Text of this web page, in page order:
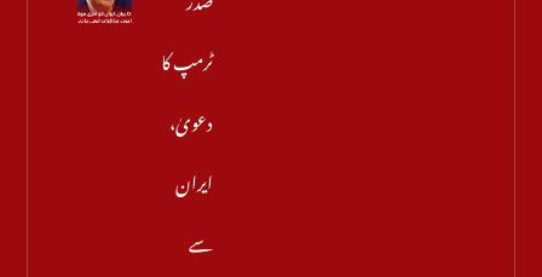
ٹرمپ کا
دعویٰ،
ایران
سے